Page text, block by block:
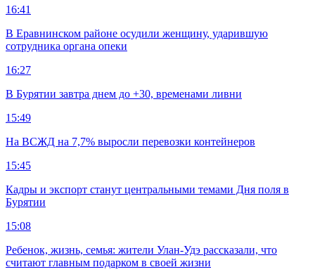
16:41
В Еравнинском районе осудили женщину, ударившую
сотрудника органа опеки
16:27
В Бурятии завтра днем до +30, временами ливни
15:49
На ВСЖД на 7,7% выросли перевозки контейнеров
15:45
Кадры и экспорт станут центральными темами Дня поля в
Бурятии
15:08
Ребенок, жизнь, семья: жители Улан-Удэ рассказали, что
считают главным подарком в своей жизни